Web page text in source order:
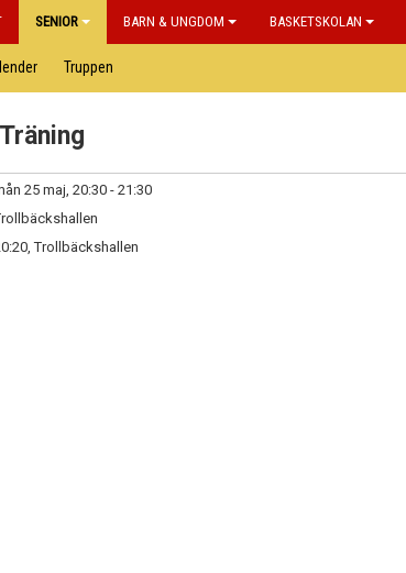
SENIOR BARN & UNGDOM BASKETSKOLAN
Truppen
25 maj, 20:30 - 21:30
Trollbäckshallen